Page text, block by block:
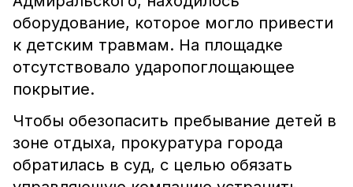
оборудование, которое могло привести
к детским травмам. На площадке
отсутствовало ударопоглощающее
покрытие.
Чтобы обезопасить пребывание детей в
зоне отдыха, прокуратура города
обратилась в суд, с целью обязать